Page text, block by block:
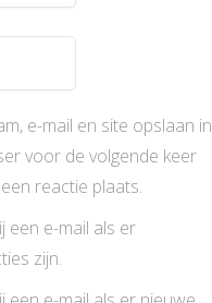
e-mail en site opslaan in
voor de volgende keer
reactie plaats.
een e-mail als er
zijn.